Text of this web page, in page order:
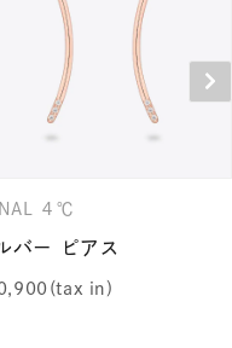
４℃
バー ピアス